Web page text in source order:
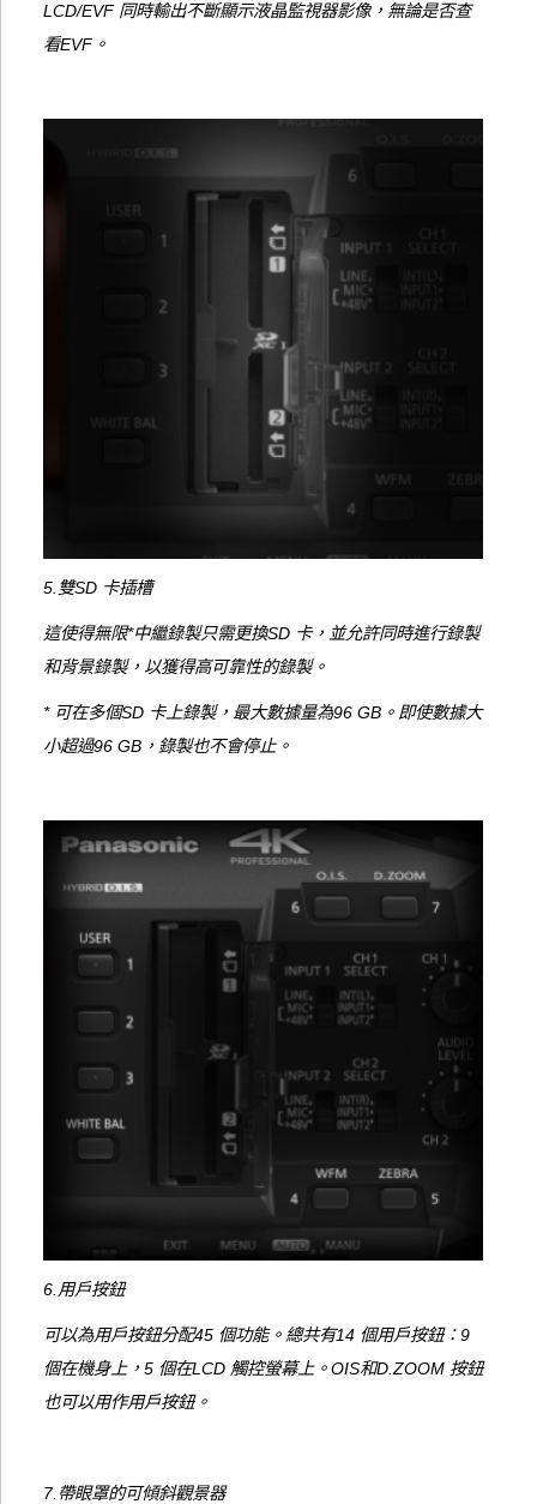
LCD/EVF 同時輸出不斷顯示液晶監視器影像，無論是否查
看EVF。
5.雙SD 卡插槽
這使得無限*中繼錄製只需更換SD 卡，並允許同時進行錄製
和背景錄製，以獲得高可靠性的錄製。
* 可在多個SD 卡上錄製，最大數據量為96 GB。即使數據大
小超過96 GB，錄製也不會停止。
6.用戶按鈕
可以為用戶按鈕分配45 個功能。總共有14 個用戶按鈕：9
個在機身上，5 個在LCD 觸控螢幕上。OIS和D.ZOOM 按鈕
也可以用作用戶按鈕。
7.帶眼罩的可傾斜觀景器